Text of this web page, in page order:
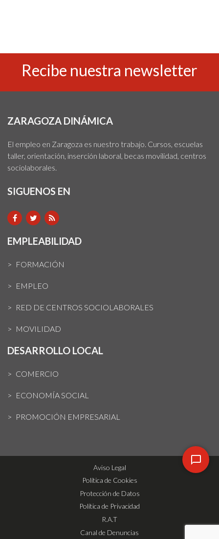
Recibe nuestra newsletter
ZARAGOZA DINÁMICA
El empleo en Zaragoza es nuestro trabajo. Cursos, escuelas
taller, orientación, inserción laboral, becas movilidad, centros
sociolaborales.
SIGUENOS EN
EMPLEABILIDAD
FORMACIÓN
EMPLEO
RED DE CENTROS SOCIOLABORALES
MOVILIDAD
DESARROLLO LOCAL
COMERCIO
ECONOMÍA SOCIAL
PROMOCIÓN EMPRESARIAL
Aviso Legal
Política de Cookies
Protección de Datos
Política de Privacidad
R.A.T
Canal de Denuncias